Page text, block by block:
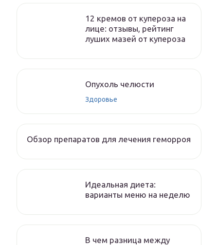
12 кремов от купероза на
лице: отзывы, рейтинг
луших мазей от купероза
Опухоль челюсти
Здоровье
Обзор препаратов для лечения геморроя
Идеальная диета:
варианты меню на неделю
В чем разница между